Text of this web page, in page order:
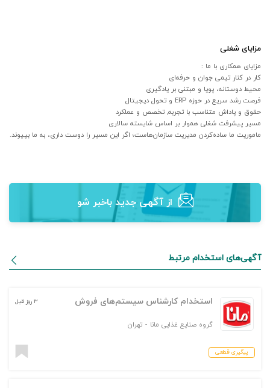
مزایای شغلی
مزایای همکاری با ما :
کار در کنار تیمی جوان و حرفه‌ای
محیط دوستانه، پویا و مبتنی بر یادگیری
فرصت رشد سریع در حوزه ERP و تحول دیجیتال
حقوق و پاداش متناسب با تجربه, تخصص و عملکرد
مسیر پیشرفت شغلی هموار بر اساس شایسته سالاری
ماموریت ما ساده‌کردن مدیریت سازمان‌هاست؛ اگر این مسیر را دوست داری، به ما بپیوند.
از آگهی‌ جدید باخبر شو
آگهی‌های استخدام مرتبط
استخدام کارشناس سیستم‌های فروش
گروه صنایع غذایی مانا - تهران
۳ روز قبل
پیگیری قطعی